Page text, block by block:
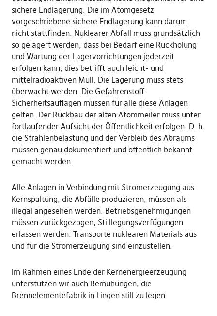
sichere Endlagerung. Die im Atomgesetz
vorgeschriebene sichere Endlagerung kann darum
nicht stattfinden. Nuklearer Abfall muss grundsätzlich
so gelagert werden, dass bei Bedarf eine Rückholung
und Wartung der Lagervorrichtungen jederzeit
erfolgen kann, dies betrifft auch leicht- und
mittelradioaktiven Müll. Die Lagerung muss stets
überwacht werden. Die Gefahrenstoff-
Sicherheitsauflagen müssen für alle diese Anlagen
gelten. Der Rückbau der alten Atommeiler muss unter
fortlaufender Aufsicht der Öffentlichkeit erfolgen. D. h.
die Strahlenbelastung und der Verbleib des Abraums
müssen genau dokumentiert und öffentlich bekannt
gemacht werden.
Alle Anlagen in Verbindung mit Stromerzeugung aus
Kernspaltung, die Abfälle produzieren, müssen als
illegal angesehen werden. Betriebsgenehmigungen
müssen zurückgezogen, Stilllegungsverfügungen
erlassen werden. Transporte nuklearen Materials aus
und für die Stromerzeugung sind einzustellen.
Im Rahmen eines Ende der Kernenergieerzeugung
unterstützen wir auch Bemühungen, die
Brennelementefabrik in Lingen still zu legen.